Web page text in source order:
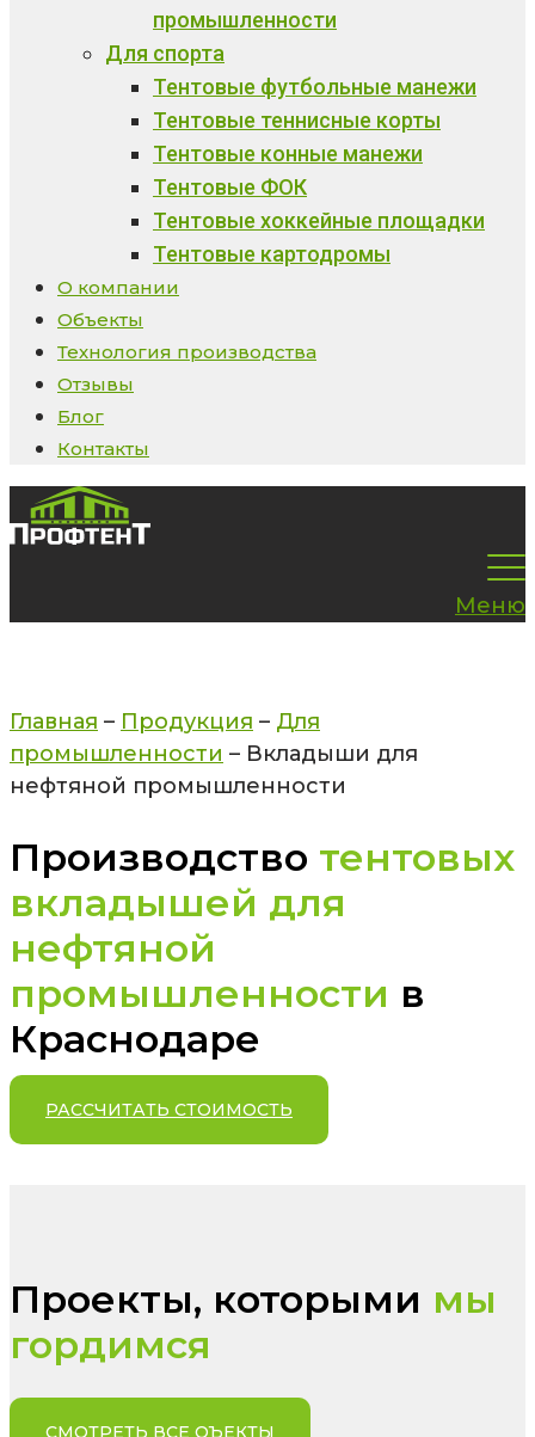
промышленности
Для спорта
Тентовые футбольные манежи
Тентовые теннисные корты
Тентовые конные манежи
Тентовые ФОК
Тентовые хоккейные площадки
Тентовые картодромы
О компании
Объекты
Технология производства
Отзывы
Блог
Контакты
Меню
Главная – Продукция – Для
промышленности – Вкладыши для
нефтяной промышленности
Производство тентовых
вкладышей для
нефтяной
промышленности в
Краснодаре
РАССЧИТАТЬ СТОИМОСТЬ
Проекты, которыми мы
гордимся
СМОТРЕТЬ ВСЕ ОЪЕКТЫ